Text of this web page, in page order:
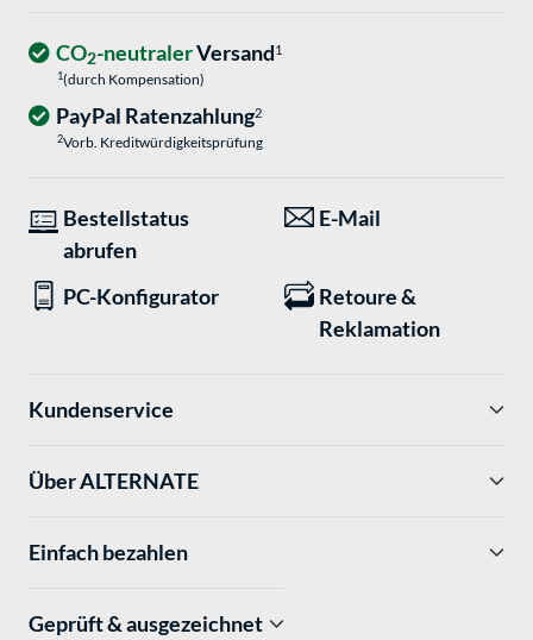
CO2-neutralerVersand1
1(durch Kompensation)
PayPal Ratenzahlung2
2Vorb. Kreditwürdigkeitsprüfung
Bestellstatus
abrufen
E-Mail
PC-Konfigurator
Retoure &
Reklamation
Kundenservice
Über ALTERNATE
Einfach bezahlen
Geprüft & ausgezeichnet